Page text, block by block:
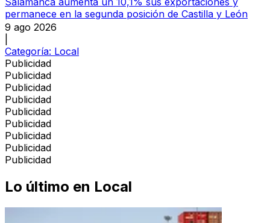
permanece en la segunda posición de Castilla y León
9 ago 2026
Categoría: Local
Publicidad
Publicidad
Publicidad
Publicidad
Publicidad
Publicidad
Publicidad
Publicidad
Publicidad
Lo último en Local